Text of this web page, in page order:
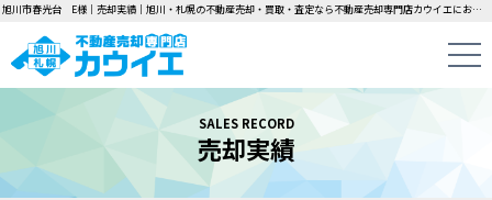
旭川市春光台 E様｜売却実績｜旭川・札幌の不動産売却・買取・査定なら不動産売却専門店カウイエにお任せください！中古一戸建て・マンション・土地の即日無料査定・即金買取を行っています！
SALES RECORD
売却実績